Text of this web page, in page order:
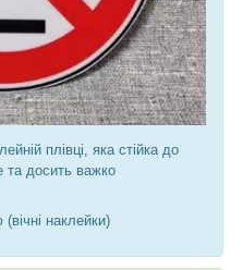
плівці, яка стійка до
та досить важко
наклейки)